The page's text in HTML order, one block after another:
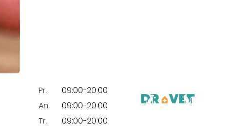
Pr.
09:00-20:00
An.
09:00-20:00
Tr.
09:00-20:00